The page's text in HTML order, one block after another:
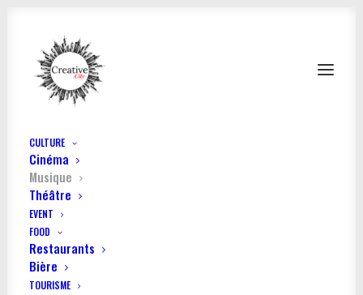
CULTURE
Cinéma
Musique
Théâtre
EVENT
FOOD
Restaurants
Bière
TOURISME